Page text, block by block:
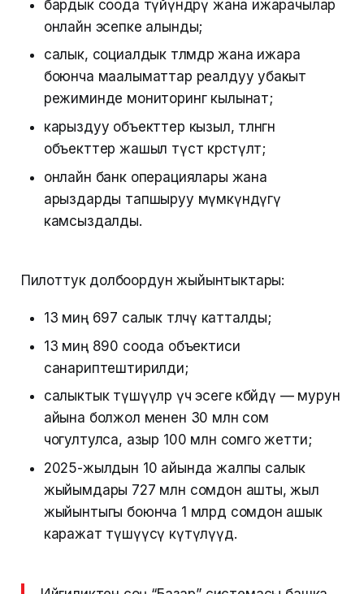
бардык соода түйүндөрү жана ижарачылар
онлайн эсепке алынды;
салык, социалдык төлөмдөр жана ижара
боюнча маалыматтар реалдуу убакыт
режиминде мониторинг кылынат;
карыздуу объекттер кызыл, төлөнгөн
объекттер жашыл түстө көрсөтүлөт;
онлайн банк операциялары жана
арыздарды тапшыруу мүмкүндүгү
камсыздалды.
Пилоттук долбоордун жыйынтыктары:
13 миң 697 салык төлөөчү катталды;
13 миң 890 соода объектиси
санариптештирилди;
салыктык түшүүлөр үч эсеге көбөйдү — мурун
айына болжол менен 30 млн сом
чогултулса, азыр 100 млн сомго жетти;
2025-жылдын 10 айында жалпы салык
жыйымдары 727 млн сомдон ашты, жыл
жыйынтыгы боюнча 1 млрд сомдон ашык
каражат түшүүсү күтүлүүдө.